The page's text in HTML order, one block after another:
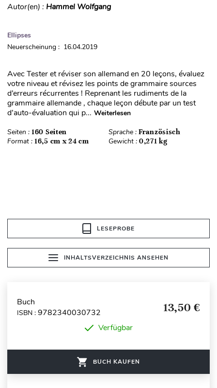
Autor(en) : Hammel Wolfgang
Ellipses
Neuerscheinung : 16.04.2019
Avec Tester et réviser son allemand en 20 leçons, évaluez
votre niveau et révisez les points de grammaire sources
d’erreurs récurrentes ! Reprenant les rudiments de la
grammaire allemande , chaque leçon débute par un test
d’auto-évaluation qui p... Weiterlesen
Seiten : 160 Seiten Sprache : Französisch
Format : 16,5 cm x 24 cm Gewicht : 0,271 kg
LESEPROBE
INHALTSVERZEICHNIS ANSEHEN
Buch
ISBN : 9782340030732 13,50 €
Verfügbar
BUCH KAUFEN